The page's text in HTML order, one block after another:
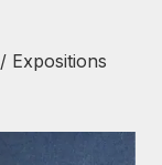
Expositions